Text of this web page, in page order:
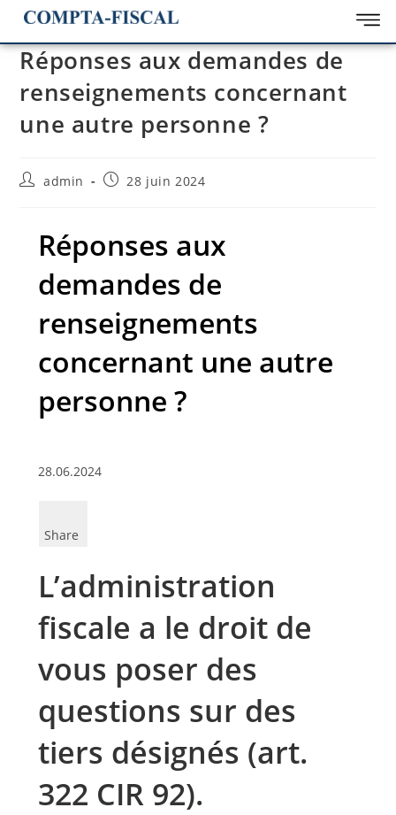
Réponses aux demandes de
renseignements concernant
une autre personne ?
admin 28 juin 2024
Réponses aux
demandes de
renseignements
concernant une autre
personne ?
28.06.2024
Share
L’administration
fiscale a le droit de
vous poser des
questions sur des
tiers désignés (art.
322 CIR 92).